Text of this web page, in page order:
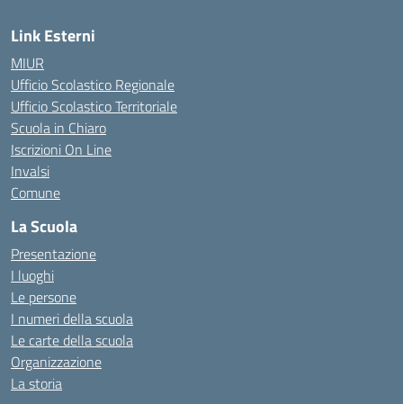
Link Esterni
MIUR
Ufficio Scolastico Regionale
Ufficio Scolastico Territoriale
Scuola in Chiaro
Iscrizioni On Line
Invalsi
Comune
La Scuola
Presentazione
I luoghi
Le persone
I numeri della scuola
Le carte della scuola
Organizzazione
La storia